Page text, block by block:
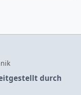
durch